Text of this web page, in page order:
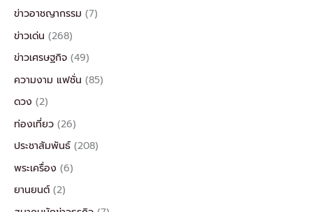
ข่าวอาชญากรรม (7)
ข่าวเด่น (268)
ข่าวเศรษฐกิจ (49)
ความงาม แฟชั่น (85)
ดวง (2)
ท่องเที่ยว (26)
ประชาสัมพันธ์ (208)
พระเครื่อง (6)
ยานยนต์ (2)